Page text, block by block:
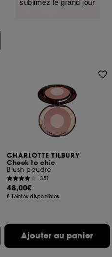
sublimez le grand jour
CHARLOTTE TILBURY
Cheek to chic
Blush poudre
351
48,00€
8 teintes disponibles
Ajouter au panier